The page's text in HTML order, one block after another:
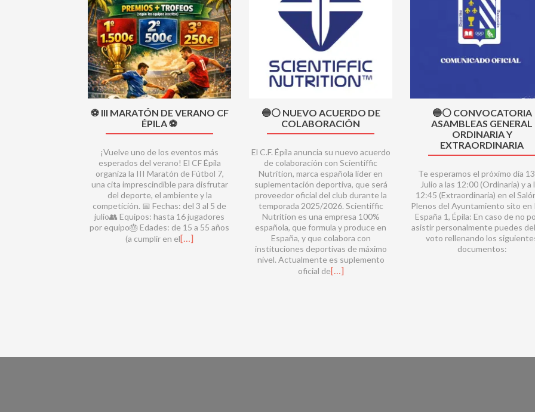
⚽ III MARATÓN DE VERANO CF
ÉPILA ⚽
¡Vuelve uno de los eventos más
esperados del verano! El CF Épila
organiza la III Maratón de Fútbol 7,
una cita imprescindible para disfrutar
del deporte, el ambiente y la
competición. 📅 Fechas: del 3 al 5 de
julio👥 Equipos: hasta 16 jugadores
por equipo🎂 Edades: de 15 a 55 años
(a cumplir en el[…]
🔵⚪️ NUEVO ACUERDO DE
COLABORACIÓN
El C.F. Épila anuncia su nuevo acuerdo
de colaboración con Scientiffic
Nutrition, marca española líder en
suplementación deportiva, que será
proveedor oficial del club durante la
temporada 2025/2026. Scientiffic
Nutrition es una empresa 100%
española, que formula y produce en
España, y que colabora con
instituciones deportivas de máximo
nivel. Actualmente es suplemento
oficial de[…]
🔵⚪️ CONVOCATORIA
ASAMBLEAS GENERAL
ORDINARIA Y
EXTRAORDINARIA
Te esperamos el próximo día
Julio a las 12:00 (Ordinaria) y a
12:45 (Extraordinaria) en el
Plenos del Ayuntamiento sito en
España 1, Épila: En caso de no
asistir personalmente puedes
voto rellenando los
documentos: